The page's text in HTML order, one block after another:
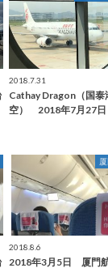
2018.7.31
Cathay Dragon（国泰
空） 2018年7月27日
2018.8.6
2018年3月5日 厦門